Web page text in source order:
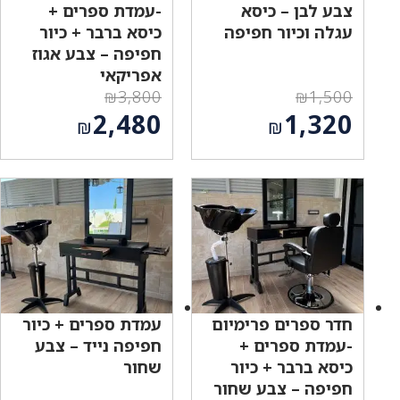
צבע לבן – כיסא
עגלה וכיור חפיפה
₪1,500
המחיר
המקורי
היה:
₪1,500.
₪1,320
הנוכחי
הוא:
₪1,320.
-עמדת ספרים +
כיסא ברבר + כיור
חפיפה – צבע אגוז
אפריקאי
₪3,800
המחיר
המקורי
היה:
₪3,800.
₪2,480
הנוכחי
הוא:
₪2,480.
חדר ספרים פרימיום
-עמדת ספרים +
כיסא ברבר + כיור
חפיפה – צבע שחור
עמדת ספרים + כיור
חפיפה נייד – צבע
שחור